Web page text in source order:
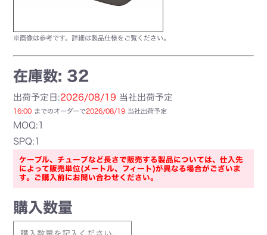
※画像は参考です。詳細は製品仕様をご覧ください。
在庫数: 32
出荷予定日:2026/08/19 当社出荷予定
16:00 までのオーダーで2026/08/19 当社出荷予定
MOQ:1
SPQ:1
ケーブル、チューブなど長さで販売する製品については、仕入先
によって販売単位(メートル、フィート)が異なる場合がございま
す。ご購入前にお問い合わせください。
購入数量